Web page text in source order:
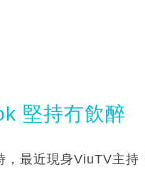
堅持冇飲醉
最近現身ViuTV主持